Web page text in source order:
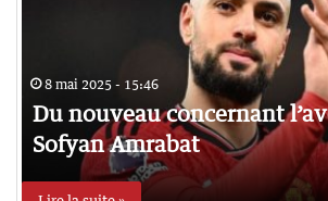
8 mai 2025 - 15:46
Du nouveau concernant
Sofyan Amrabat